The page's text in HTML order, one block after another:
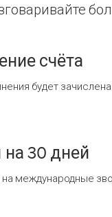
счёта
будет
30 дней
международные